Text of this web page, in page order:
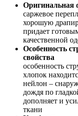
Оригинальная
саржевое
хорошую
придает
качественной
Особенность
свойства
особенность
хлопок
нейлон –
дождя по
дополняет и
ткани